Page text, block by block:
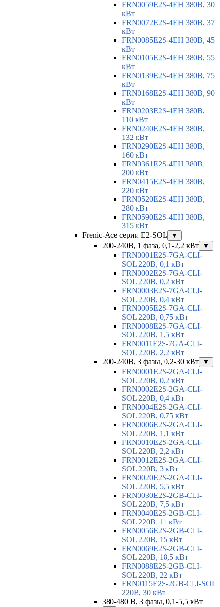
FRN0059E2S-4EH 380В, 30
кВт
FRN0072E2S-4EH 380В, 37
кВт
FRN0085E2S-4EH 380В, 45
кВт
FRN0105E2S-4EH 380В, 55
кВт
FRN0139E2S-4EH 380В, 75
кВт
FRN0168E2S-4EH 380В, 90
кВт
FRN0203E2S-4EH 380В,
110 кВт
FRN0240E2S-4EH 380В,
132 кВт
FRN0290E2S-4EH 380В,
160 кВт
FRN0361E2S-4EH 380В,
200 кВт
FRN0415E2S-4EH 380В,
220 кВт
FRN0520E2S-4EH 380В,
280 кВт
FRN0590E2S-4EH 380В,
315 кВт
Frenic-Ace серии E2-SOL
▼
200-240В, 1 фаза, 0,1-2,2 кВт ▼
FRN0001E2S-7GA-CLI-
SOL 220В, 0,1 кВт
FRN0002E2S-7GA-CLI-
SOL 220В, 0,2 кВт
FRN0003E2S-7GA-CLI-
SOL 220В, 0,4 кВт
FRN0005E2S-7GA-CLI-
SOL 220В, 0,75 кВт
FRN0008E2S-7GA-CLI-
SOL 220В, 1,5 кВт
FRN0011E2S-7GA-CLI-
SOL 220В, 2,2 кВт
200-240В, 3 фазы, 0,2-30 кВт
▼
FRN0001E2S-2GA-CLI-
SOL 220В, 0,2 кВт
FRN0002E2S-2GA-CLI-
SOL 220В, 0,4 кВт
FRN0004E2S-2GA-CLI-
SOL 220В, 0,75 кВт
FRN0006E2S-2GA-CLI-
SOL 220В, 1,1 кВт
FRN0010E2S-2GA-CLI-
SOL 220В, 2,2 кВт
FRN0012E2S-2GA-CLI-
SOL 220В, 3 кВт
FRN0020E2S-2GA-CLI-
SOL 220В, 5,5 кВт
FRN0030E2S-2GB-CLI-
SOL 220В, 7,5 кВт
FRN0040E2S-2GB-CLI-
SOL 220В, 11 кВт
FRN0056E2S-2GB-CLI-
SOL 220В, 15 кВт
FRN0069E2S-2GB-CLI-
SOL 220В, 18,5 кВт
FRN0088E2S-2GB-CLI-
SOL 220В, 22 кВт
FRN0115E2S-2GB-CLI-SOL
220В, 30 кВт
380-480 В, 3 фазы, 0,1-5,5 кВт